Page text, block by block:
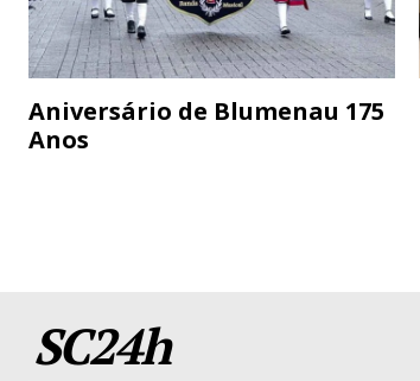
Aniversário de Blumenau 175
Anos
SC24h